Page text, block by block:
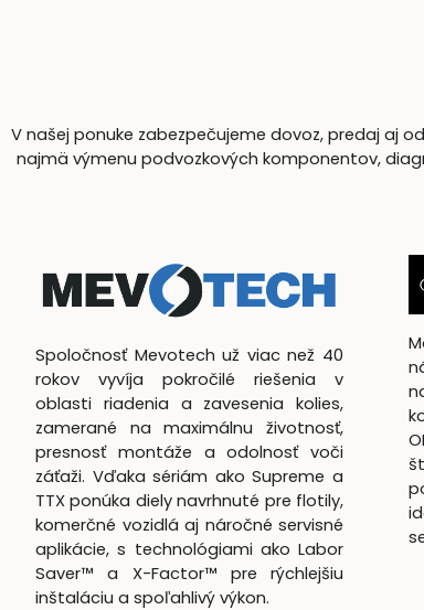
V našej ponuke zabezpečujeme dovoz, predaj aj
najmä výmenu podvozkových komponentov,
Spoločnosť Mevotech už viac než 40
rokov vyvíja pokročilé riešenia v
oblasti riadenia a zavesenia kolies,
zamerané na maximálnu životnosť,
presnosť montáže a odolnosť voči
záťaži. Vďaka sériám ako Supreme a
TTX ponúka diely navrhnuté pre flotily,
komerčné vozidlá aj náročné servisné
aplikácie, s technológiami ako Labor
Saver™ a X-Factor™ pre rýchlejšiu
inštaláciu a spoľahlivý výkon.